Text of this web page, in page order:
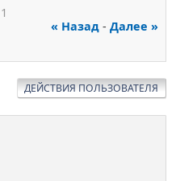
« Назад - Далее »
ДЕЙСТВИЯ ПОЛЬЗОВАТЕЛЯ